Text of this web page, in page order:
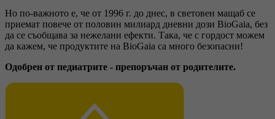
Но по-важното е, че от 1996 г. до днес, в световен мащаб се
приемат повече от половин милиард дневни дози BioGaia, без
да се съобщава за нежелани ефекти. Така, че с гордост можем
да кажем, че продуктите на BioGaia са много безопасни!
Одобрен от педиатрите - препоръчан от родителите.